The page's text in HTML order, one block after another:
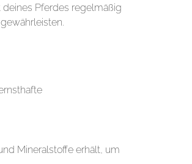
Pferdes regelmäßig
Mineralstoffe erhält, um